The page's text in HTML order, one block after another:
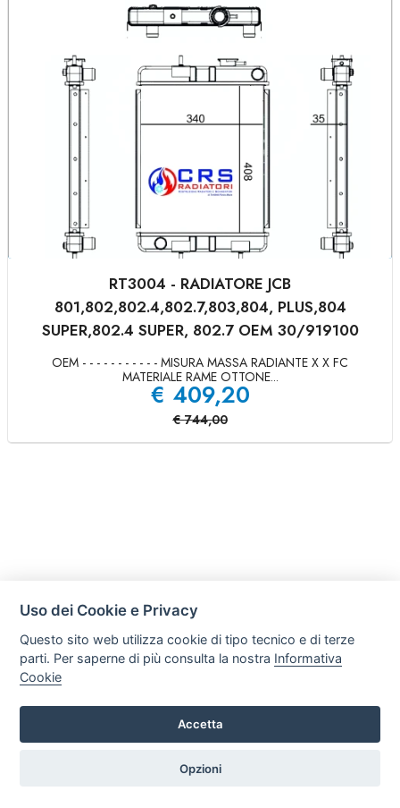
RT3004 - RADIATORE JCB
801,802,802.4,802.7,803,804, PLUS,804
SUPER,802.4 SUPER, 802.7 OEM 30/919100
OEM - - - - - - - - - - - MISURA MASSA RADIANTE X X FC
MATERIALE RAME OTTONE...
€ 409,20
€ 744,00
Tel. +39 3505286617 Email: crsradiatori@gmail.com P.iva:
Uso dei Cookie e Privacy
Questo sito web utilizza cookie di tipo tecnico e di terze
parti. Per saperne di più consulta la nostra Informativa
Cookie
Accetta
Opzioni